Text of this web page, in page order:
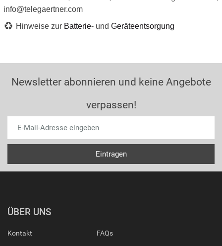
info@telegaertner.com
Hinweise zur Batterie- und Geräteentsorgung
Newsletter abonnieren und keine Angebote
verpassen!
ÜBER UNS
Kontakt FAQs